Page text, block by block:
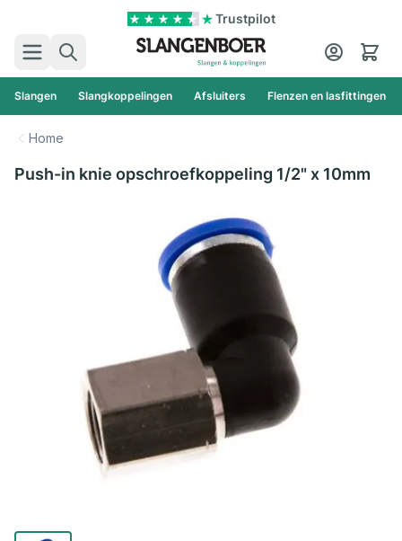
Trustpilot
Zoek
Cart
Slangen Slangkoppelingen Afsluiters Flenzen en lasfittingen
Home
Push-in knie opschroefkoppeling 1/2" x 10mm